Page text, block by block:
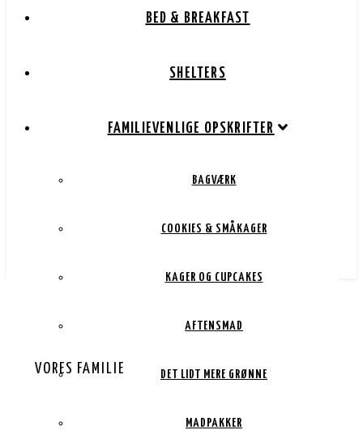
BED & BREAKFAST
SHELTERS
FAMILIEVENLIGE OPSKRIFTER
BAGVÆRK
COOKIES & SMÅKAGER
KAGER OG CUPCAKES
AFTENSMAD
DET LIDT MERE GRØNNE
MADPAKKER
VORES FAMILIE